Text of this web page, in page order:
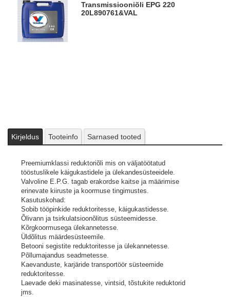
Transmissiooniõli EPG 220
20L890761&VAL
Kirjeldus Tooteinfo Sarnased tooted
Preemiumklassi reduktoriõli mis on väljatöötatud
tööstuslikele käigukastidele ja ülekandesüsteeidele.
Valvoline E.P.G. tagab erakordse kaitse ja määrimise
erinevate kiiruste ja koormuse tingimustes.
Kasutuskohad:
Sobib tööpinkide reduktoritesse, käigukastidesse.
Õlivann ja tsirkulatsioonõlitus süsteemidesse.
Kõrgkoormusega ülekannetesse.
Üldõlitus määrdesüsteemile.
Betooni segistite reduktoritesse ja ülekannetesse.
Põllumajandus seadmetesse.
Kaevanduste, karjäride transportöör süsteemide
reduktoritesse.
Laevade deki masinatesse, vintsid, tõstukite reduktorid
jms.